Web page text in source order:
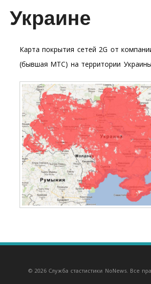
Украине
Карта покрытия сетей 2G от
(бывшая МТС) на территории
© 2026 Служба стастистики NoNews. Все